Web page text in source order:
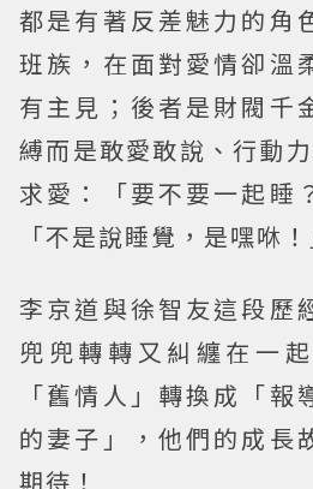
都是有著反差魅力的角
班族，在面對愛情卻溫
有主見；後者是財閥千
縛而是敢愛敢說、行動
求愛：「要不要一起睡
「不是說睡覺，是嘿咻！
李京道與徐智友這段歷
兜兜轉轉又糾纏在一
「舊情人」轉換成「報
的妻子」，他們的成長
期待！